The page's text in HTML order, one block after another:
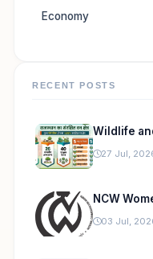
Economy
RECENT POSTS
Wildlife
27 Jul,
NCW
03 Jul,